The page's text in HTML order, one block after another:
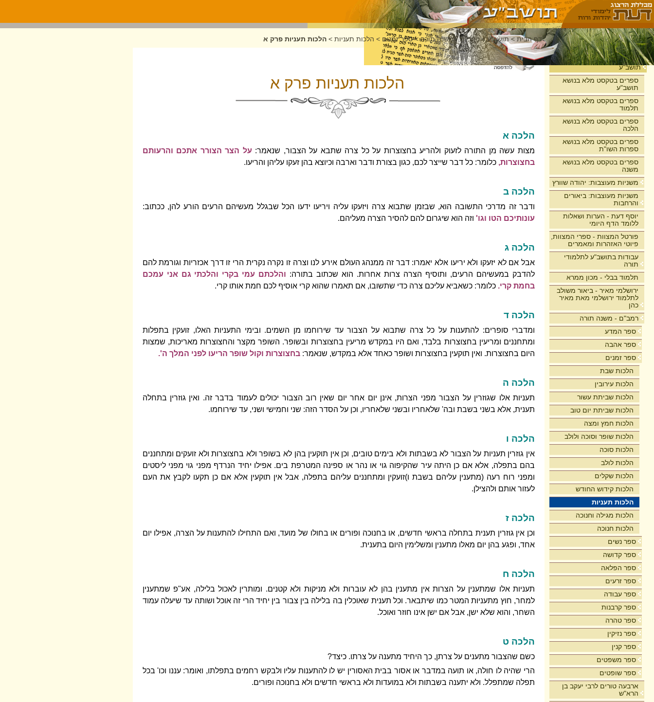
בית
תושב"ע
ספרים בטקסט מלא בנושא
תושב"ע
ספרים בטקסט מלא בנושא
תלמוד
ספרים בטקסט מלא בנושא
הלכה
ספרים בטקסט מלא בנושא
ספרות השו"ת
ספרים בטקסט מלא בנושא
משנה
משניות מעוצבות: יהודה שוורץ
משניות מעוצבות: ביאורים
והרחבות
יוסף דעת - הערות ושאלות
ללומד הדף היומי
פורטל המצוות - ספרי המצוות,
פיוטי האזהרות ומאמרים
עבודות בתושב"ע לתלמודי
תורה
תלמוד בבלי - מכון ממרא
ירושלמי מאיר - ביאור משולב
לתלמוד ירושלמי מאת מאיר
כהן
רמב"ם - משנה תורה
ספר המדע
ספר אהבה
ספר זמנים
הלכות שבת
הלכות עירובין
הלכות שביתת עשור
הלכות שביתת יום טוב
הלכות חמץ ומצה
הלכות שופר וסוכה ולולב
הלכות סוכה
הלכות לולב
הלכות שקלים
הלכות קידוש החודש
הלכות תעניות
הלכות מגילה וחנוכה
הלכות חנוכה
ספר נשים
ספר קדושה
ספר הפלאה
ספר זרעים
ספר עבודה
ספר קרבנות
ספר טהרה
ספר נזיקין
ספר קנין
ספר משפטים
ספר שופטים
ארבעה טורים לרבי יעקב בן
הרא"ש
דף הבית >תושב"ע >רמב"ם - משנה תורה>ספר זמנים > הלכות תעניות > הלכות תעניות פרק א
הלכות תעניות פרק א
הלכה א
מצות עשה מן התורה לזעוק ולהריע בחצוצרות על כל צרה שתבא על הצבור, שנאמר: על הצר הצורר אתכם והרעותם
בחצוצרות, כלומר: כל דבר שייצר לכם, כגון בצורת ודבר וארבה וכיוצא בהן זעקו עליהן והריעו.
הלכה ב
ודבר זה מדרכי התשובה הוא, שבזמן שתבוא צרה ויזעקו עליה ויריעו ידעו הכל שבגלל מעשיהם הרעים הורע להן, ככתוב:
עונותיכם הטו וגו' וזה הוא שיגרום להם להסיר הצרה מעליהם.
הלכה ג
אבל אם לא יזעקו ולא יריעו אלא יאמרו: דבר זה ממנהג העולם אירע לנו וצרה זו נקרה נקרית הרי זו דרך אכזריות וגורמת להם
להדבק במעשיהם הרעים, ותוסיף הצרה צרות אחרות. הוא שכתוב בתורה: והלכתם עמי בקרי והלכתי גם אני עמכם
בחמת קרי. כלומר: כשאביא עליכם צרה כדי שתשובו, אם תאמרו שהוא קרי אוסיף לכם חמת אותו קרי.
הלכה ד
ומדברי סופרים: להתענות על כל צרה שתבוא על הצבור עד שירוחמו מן השמים. ובימי התעניות האלו, זועקין בתפלות
ומתחננים ומריעין בחצוצרות בלבד, ואם היו במקדש מריעין בחצוצרות ובשופר. השופר מקצר והחצוצרות מאריכות, שמצות
היום בחצוצרות. ואין תוקעין בחצוצרות ושופר כאחד אלא במקדש, שנאמר: בחצוצרות וקול שופר הריעו לפני המלך ה'.
הלכה ה
תעניות אלו שגוזרין על הצבור מפני הצרות, אינן יום אחר יום שאין רוב הצבור יכולים לעמוד בדבר זה. ואין גוזרין בתחלה
תענית, אלא בשני בשבת ובה' שלאחריו ובשני שלאחריו, וכן על הסדר הזה: שני וחמישי ושני, עד שירוחמו.
הלכה ו
אין גוזרין תעניות על הצבור לא בשבתות ולא בימים טובים, וכן אין תוקעין בהן לא בשופר ולא בחצוצרות ולא זועקים ומתחננים
בהם בתפלה, אלא אם כן היתה עיר שהקיפוה גוי או נהר או ספינה המטרפת בים. אפילו יחיד הנרדף מפני גוי מפני ליסטים
ומפני רוח רעה (מתענין עליהם בשבת ו)זועקין ומתחננים עליהם בתפלה, אבל אין תוקעין אלא אם כן תקעו לקבץ את העם
לעזור אותם ולהצילן.
הלכה ז
וכן אין גוזרין תענית בתחלה בראשי חדשים, או בחנוכה ופורים או בחולו של מועד, ואם התחילו להתענות על הצרה, אפילו יום
אחד, ופגע בהן יום מאלו מתענין ומשלימין היום בתענית.
הלכה ח
תעניות אלו שמתענין על הצרות אין מתענין בהן לא עוברות ולא מניקות ולא קטנים. ומותרין לאכול בלילה, אע"פ שמתענין
למחר, חוץ מתעניות המטר כמו שיתבאר. וכל תענית שאוכלין בה בלילה בין צבור בין יחיד הרי זה אוכל ושותה עד שיעלה עמוד
השחר, והוא שלא ישן, אבל אם ישן אינו חוזר ואוכל.
הלכה ט
כשם שהצבור מתענים על צרתן, כך היחיד מתענה על צרתו. כיצד?
הרי שהיה לו חולה, או תועה במדבר או אסור בבית האסורין יש לו להתענות עליו ולבקש רחמים בתפלתו, ואומר: עננו וכו' בכל
תפלה שמתפלל. ולא יתענה בשבתות ולא במועדות ולא בראשי חדשים ולא בחנוכה ופורים.